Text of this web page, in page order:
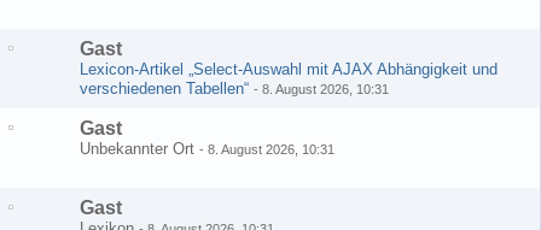
Gast
Lexicon-Artikel „Select-Auswahl mit AJAX Abhängigkeit und
verschiedenen Tabellen“ - 8. August 2026, 10:31
Gast
Unbekannter Ort - 8. August 2026, 10:31
Gast